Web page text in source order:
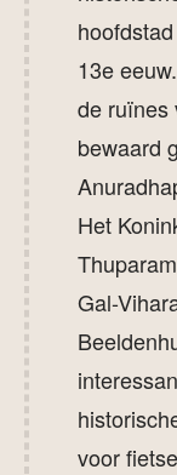
13e
de ruïnes
bewaard
Het
Gal-
voor